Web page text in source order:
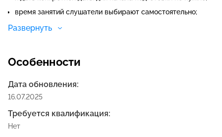
время занятий слушатели выбирают самостоятельно;
можно пересдавать тестирование бесплатно;
Развернуть
Особенности
Дата обновления:
16.07.2025
Требуется квалификация:
Нет